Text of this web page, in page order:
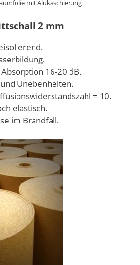
mit Alukaschierung
2 mm
16-20 dB.
Unebenheiten.
= 10.
elastisch.
im Brandfall.